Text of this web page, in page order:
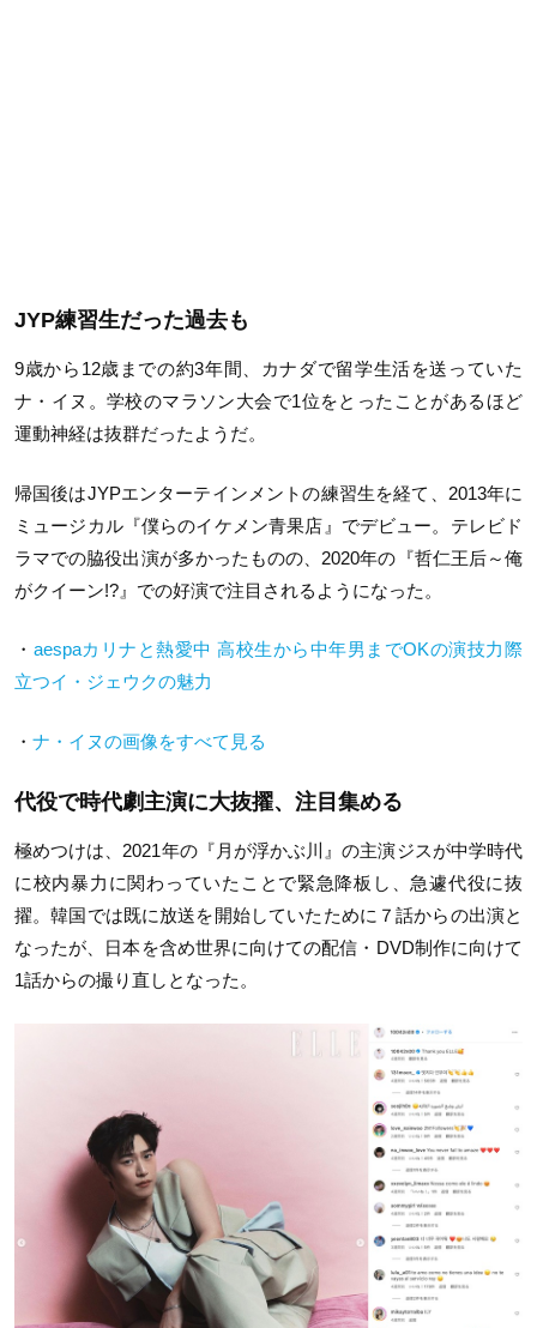
JYP練習生だった過去も
9歳から12歳までの約3年間、カナダで留学生活を送っていた
ナ・イヌ。学校のマラソン大会で1位をとったことがあるほど
運動神経は抜群だったようだ。
帰国後はJYPエンターテインメントの練習生を経て、2013年に
ミュージカル『僕らのイケメン青果店』でデビュー。テレビド
ラマでの脇役出演が多かったものの、2020年の『哲仁王后～俺
がクイーン!?』での好演で注目されるようになった。
・ aespaカリナと熱愛中 高校生から中年男までOKの演技力際
立つイ・ジェウクの魅力
・ ナ・イヌの画像をすべて見る
代役で時代劇主演に大抜擢、注目集める
極めつけは、2021年の『月が浮かぶ川』の主演ジスが中学時代
に校内暴力に関わっていたことで緊急降板し、急遽代役に抜
擢。韓国では既に放送を開始していたために７話からの出演と
なったが、日本を含め世界に向けての配信・DVD制作に向けて
1話からの撮り直しとなった。